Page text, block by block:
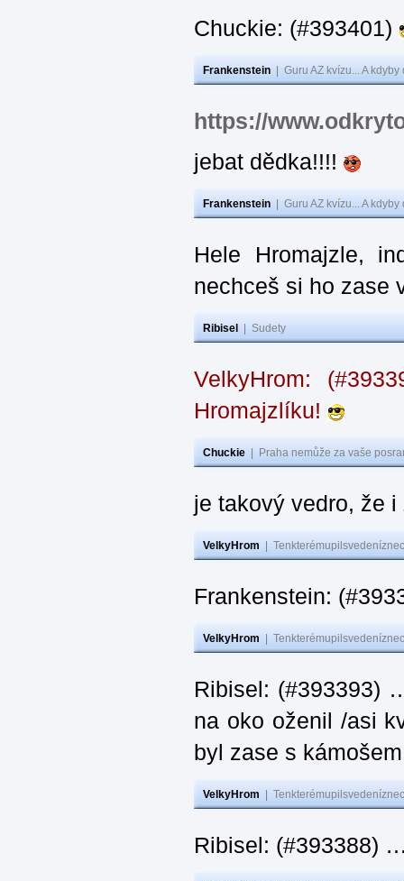
Chuckie: (#393401)
Frankenstein Guru AZ kvízu... A
https://
jebat dědka!!!!
Frankenstein Guru AZ kvízu... A
Hele Hromajzle,
nechceš si ho zase
Ribisel Sudety
VelkyHrom:
Hromajzlíku!
Chuckie Praha nemůže za vaše
je takový vedro, že
VelkyHrom
Frankenstein:
VelkyHrom
Ribisel: (#393393)
na oko oženil /asi
byl zase s
VelkyHrom
Ribisel: (#393388)